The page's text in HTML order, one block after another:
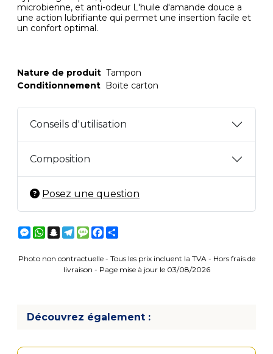
microbienne, et anti-odeur L'huile d'amande douce a
une action lubrifiante qui permet une insertion facile et
un confort optimal.
Nature de produit Tampon
Conditionnement Boite carton
Conseils d'utilisation
Composition
Posez une question
Messenger
WhatsApp
Snapchat
Telegram
MessageFacebook
Photo non contractuelle - Tous les prix incluent la TVA - Hors frais de
livraison - Page mise à jour le 03/08/2026
Découvrez également :